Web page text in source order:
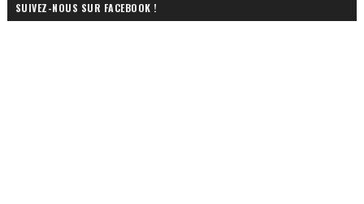
SUIVEZ-NOUS SUR FACEBOOK !